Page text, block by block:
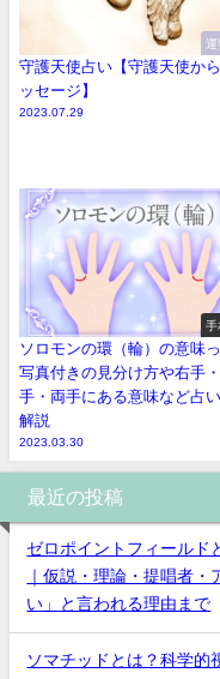
運
守護天使占い【守護天使か
ッセージ】
2023.07.29
手
ソロモンの環（輪）の意味
写真付きの見分け方や右手
手・両手にある意味など占
解説
2023.03.30
最近の投稿
ゼロポイントフィールド
｜仮説・理論・提唱者
い」と言われる理由まで
ソマチッドとは？科学的